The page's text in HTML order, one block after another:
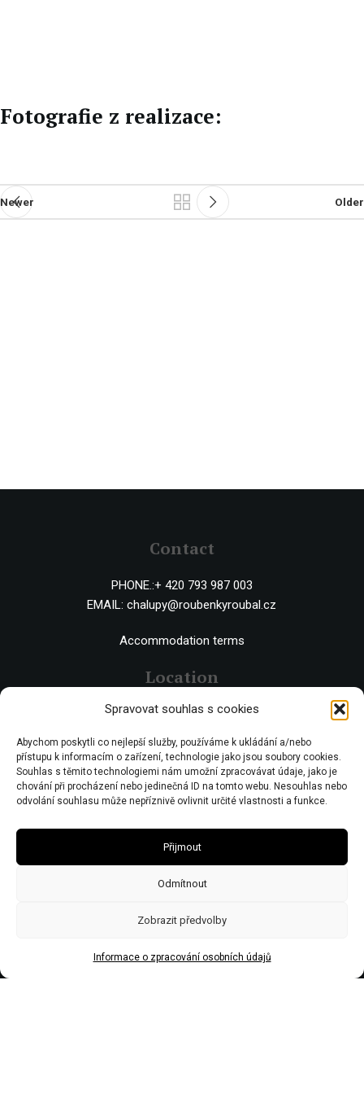
Spravovat souhlas s cookies
Abychom poskytli co nejlepší služby, používáme k ukládání a/nebo
přístupu k informacím o zařízení, technologie jako jsou soubory cookies.
Souhlas s těmito technologiemi nám umožní zpracovávat údaje, jako je
chování při procházení nebo jedinečná ID na tomto webu. Nesouhlas nebo
odvolání souhlasu může nepříznivě ovlivnit určité vlastnosti a funkce.
Přijmout
Odmítnout
Zobrazit předvolby
Informace o zpracování osobních údajů
Fotografie z realizace:
Newer Older
Contact
PHONE.:+ 420 793 987 003
EMAIL:chalupy@roubenkyroubal.cz
Accommodation terms
Location
Černý Důl 543 44
IČO 67446281
DIČ CZ7506243437
Obecní živnostenský úřad zn:č.j.Ž/2578/08/Ry21953/3